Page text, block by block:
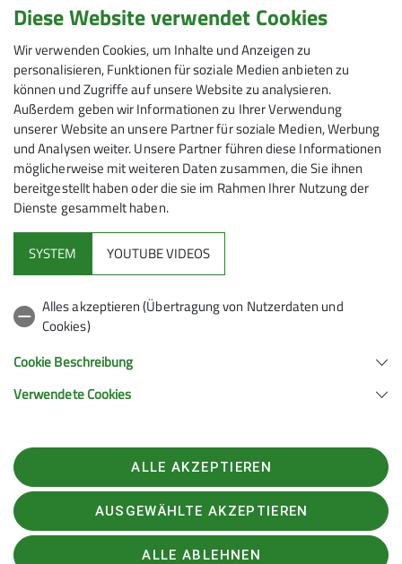
Wanderwoche in den
Cevennen
07.10.2023
Den Bericht findest Du
Alpenverein
Service
Diese Website verwendet Cookies
Wir verwenden Cookies, um Inhalte und Anzeigen zu
personalisieren, Funktionen für soziale Medien anbieten zu
können und Zugriffe auf unsere Website zu analysieren.
Außerdem geben wir Informationen zu Ihrer Verwendung
unserer Website an unsere Partner für soziale Medien, Werbung
und Analysen weiter. Unsere Partner führen diese Informationen
möglicherweise mit weiteren Daten zusammen, die Sie ihnen
bereitgestellt haben oder die sie im Rahmen Ihrer Nutzung der
Dienste gesammelt haben.
SYSTEM YOUTUBE VIDEOS
Alles akzeptieren (Übertragung von Nutzerdaten und
Cookies)
Cookie Beschreibung
Verwendete Cookies
ALLE AKZEPTIEREN
AUSGEWÄHLTE AKZEPTIEREN
ALLE ABLEHNEN